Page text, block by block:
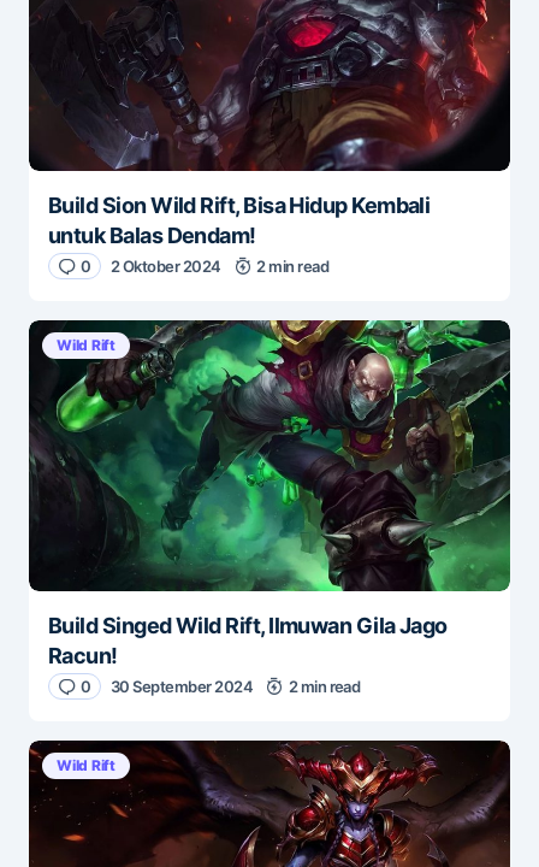
Build Sion Wild Rift, Bisa Hidup Kembali
untuk Balas Dendam!
0 2 Oktober 2024 2 min read
Wild Rift
Build Singed Wild Rift, Ilmuwan Gila Jago
Racun!
0 30 September 2024 2 min read
Wild Rift